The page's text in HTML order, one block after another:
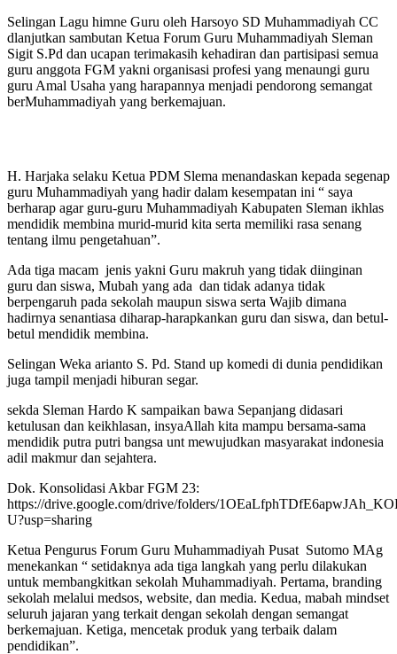
Selingan Lagu himne Guru oleh Harsoyo SD Muhammadiyah CC
dlanjutkan sambutan Ketua Forum Guru Muhammadiyah Sleman
Sigit S.Pd dan ucapan terimakasih kehadiran dan partisipasi semua
guru anggota FGM yakni organisasi profesi yang menaungi guru
guru Amal Usaha yang harapannya menjadi pendorong semangat
berMuhammadiyah yang berkemajuan.
H. Harjaka selaku Ketua PDM Slema menandaskan kepada segenap
guru Muhammadiyah yang hadir dalam kesempatan ini “ saya
berharap agar guru-guru Muhammadiyah Kabupaten Sleman ikhlas
mendidik membina murid-murid kita serta memiliki rasa senang
tentang ilmu pengetahuan”.
Ada tiga macam jenis yakni Guru makruh yang tidak diinginan
guru dan siswa, Mubah yang ada dan tidak adanya tidak
berpengaruh pada sekolah maupun siswa serta Wajib dimana
hadirnya senantiasa diharap-harapkankan guru dan siswa, dan betul-
betul mendidik membina.
Selingan Weka arianto S. Pd. Stand up komedi di dunia pendidikan
juga tampil menjadi hiburan segar.
sekda Sleman Hardo K sampaikan bawa Sepanjang didasari
ketulusan dan keikhlasan, insyaAllah kita mampu bersama-sama
mendidik putra putri bangsa unt mewujudkan masyarakat indonesia
adil makmur dan sejahtera.
Dok. Konsolidasi Akbar FGM 23:
https://drive.google.com/drive/folders/
U?usp=sharing
Ketua Pengurus Forum Guru Muhammadiyah Pusat Sutomo MAg
menekankan “ setidaknya ada tiga langkah yang perlu dilakukan
untuk membangkitkan sekolah Muhammadiyah. Pertama, branding
sekolah melalui medsos, website, dan media. Kedua, mabah mindset
seluruh jajaran yang terkait dengan sekolah dengan semangat
berkemajuan. Ketiga, mencetak produk yang terbaik dalam
pendidikan”.